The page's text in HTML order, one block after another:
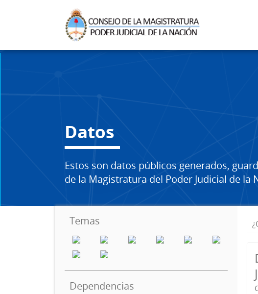
Datos
Estos son datos públicos generados,
de la Magistratura del Poder Judicial de la
Temas
Dependencias